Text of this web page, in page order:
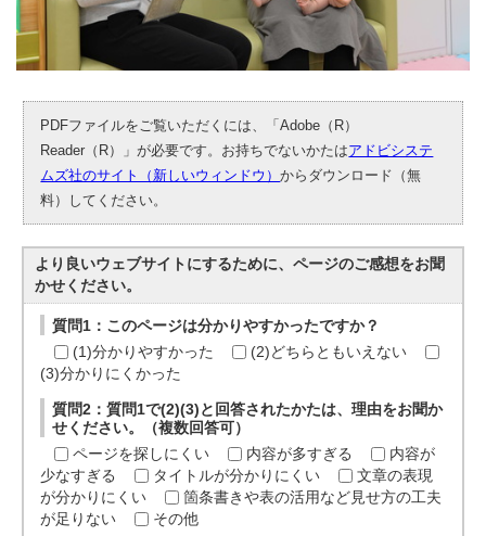
PDFファイルをご覧いただくには、「Adobe（R）
Reader（R）」が必要です。お持ちでないかたはアドビシステ
ムズ社のサイト（新しいウィンドウ）からダウンロード（無
料）してください。
より良いウェブサイトにするために、ページのご感想をお聞
かせください。
質問1：このページは分かりやすかったですか？
(1)分かりやすかった
(2)どちらともいえない
(3)分かりにくかった
質問2：質問1で(2)(3)と回答されたかたは、理由をお聞か
せください。（複数回答可）
ページを探しにくい
内容が多すぎる
内容が
少なすぎる
タイトルが分かりにくい
文章の表現
が分かりにくい
箇条書きや表の活用など見せ方の工夫
が足りない
その他